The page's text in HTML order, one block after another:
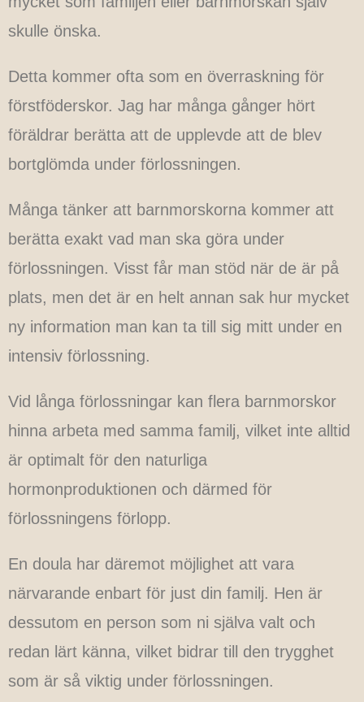
skulle önska.
Detta kommer ofta som en överraskning för
förstföderskor. Jag har många gånger hört
föräldrar berätta att de upplevde att de blev
bortglömda under förlossningen.
Många tänker att barnmorskorna kommer att
berätta exakt vad man ska göra under
förlossningen. Visst får man stöd när de är på
plats, men det är en helt annan sak hur mycket
ny information man kan ta till sig mitt under en
intensiv förlossning.
Vid långa förlossningar kan flera barnmorskor
hinna arbeta med samma familj, vilket inte alltid
är optimalt för den naturliga
hormonproduktionen och därmed för
förlossningens förlopp.
En doula har däremot möjlighet att vara
närvarande enbart för just din familj. Hen är
dessutom en person som ni själva valt och
redan lärt känna, vilket bidrar till den trygghet
som är så viktig under förlossningen.